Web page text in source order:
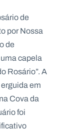
de
por Nossa
de
capela
Rosário”. A
em
Cova da
foi